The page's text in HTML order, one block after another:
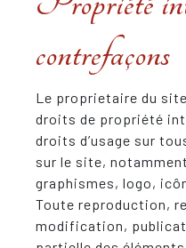
contrefaçons
Le proprietaire du
droits de propriété
droits d’usage sur
sur le site,
graphismes, logo,
Toute reproduction,
modification,